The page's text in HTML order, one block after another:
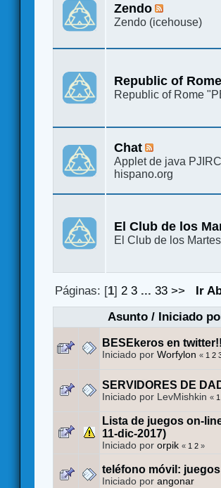
Zendo
Zendo (icehouse)
Republic of
Republic of Rome
Chat
Applet de java
hispano.org
El Club de los
El Club de los
Páginas: [1]2 3 ...33 >>
Ir
Asunto/ Iniciado
BESEkeros en twitter!!
Iniciado por Worfylon « 1 2
SERVIDORES DE
Iniciado por LevMishkin « 1
Lista de juegos on-
11-dic-2017)
Iniciado por orpik « 1 2 »
teléfono móvil:
Iniciado por angonar